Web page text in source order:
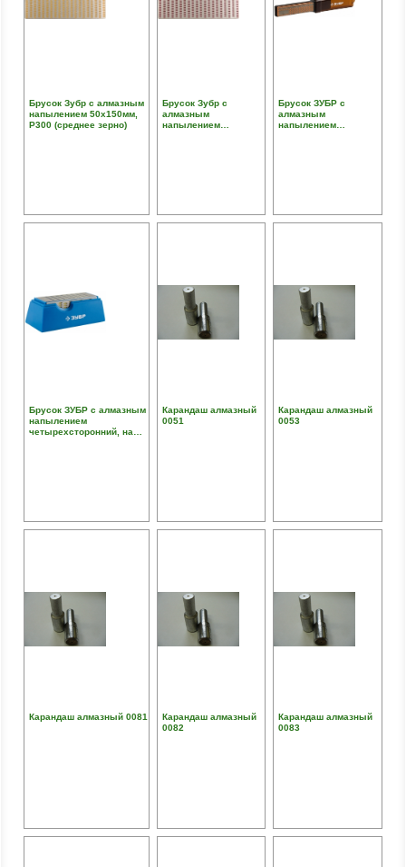
Брусок Зубр с алмазным
напылением 50х150мм,
Р300 (среднее зерно)
Брусок Зубр с
алмазным
напылением
Брусок ЗУБР с
алмазным
напылением
Брусок ЗУБР с алмазным
напылением
четырехсторонний, на
Карандаш алмазный
0051
Карандаш алмазный
0053
Карандаш алмазный 0081
Карандаш алмазный
0082
Карандаш алмазный
0083